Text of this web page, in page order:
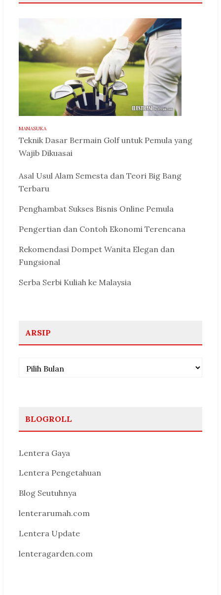
MANASUKA
Teknik Dasar Bermain Golf untuk Pemula yang
Wajib Dikuasai
Asal Usul Alam Semesta dan Teori Big Bang
Terbaru
Penghambat Sukses Bisnis Online Pemula
Pengertian dan Contoh Ekonomi Terencana
Rekomendasi Dompet Wanita Elegan dan
Fungsional
Serba Serbi Kuliah ke Malaysia
ARSIP
Arsip
BLOGROLL
Lentera Gaya
Lentera Pengetahuan
Blog Seutuhnya
lenterarumah.com
Lentera Update
lenteragarden.com